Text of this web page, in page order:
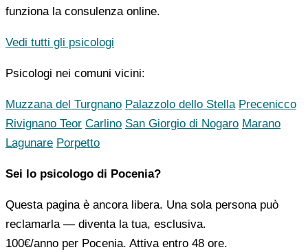
funziona la consulenza online.
Vedi tutti gli psicologi
Psicologi nei comuni vicini:
Muzzana del Turgnano Palazzolo dello Stella Precenicco
Rivignano Teor Carlino San Giorgio di Nogaro Marano
Lagunare Porpetto
Sei lo psicologo di Pocenia?
Questa pagina è ancora libera. Una sola persona può
reclamarla — diventa la tua, esclusiva.
100€/anno per Pocenia. Attiva entro 48 ore.